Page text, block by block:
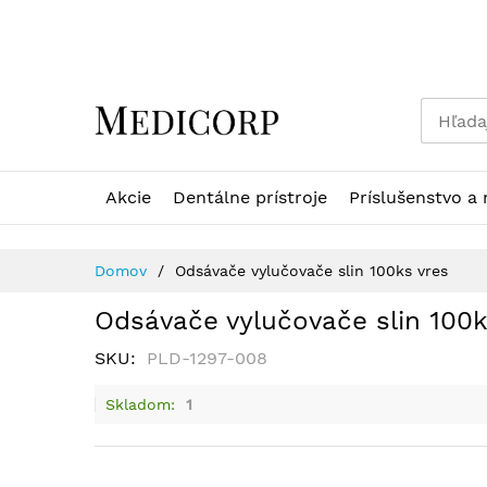
Akcie Dentálne prístroje Príslušenstvo a
Domov Odsávače vylučovače slin 100ks vres
Odsávače vylučovače slin
SKU PLD-1297-008
Skladom 1